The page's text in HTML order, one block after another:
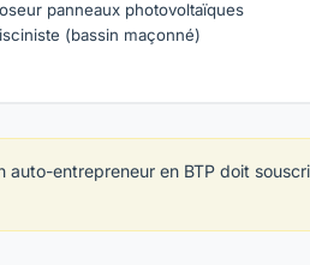
panneaux photovoltaïques
(bassin maçonné)
entrepreneur en BTP doit